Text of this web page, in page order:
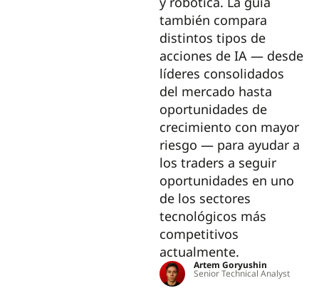
también compara
distintos tipos de
acciones de IA — desde
líderes consolidados
del mercado hasta
oportunidades de
crecimiento con mayor
riesgo — para ayudar a
los traders a seguir
oportunidades en uno
de los sectores
tecnológicos más
competitivos
actualmente.
Artem Goryushin
Senior Technical Analyst